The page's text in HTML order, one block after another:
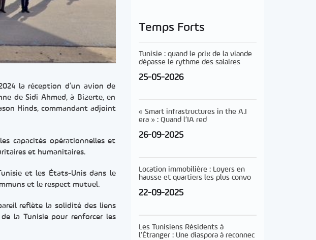
la réception d’un avion de
de Sidi Ahmed, à Bizerte, en
Hinds, commandant adjoint
capacités opérationnelles et
et humanitaires.
et les États-Unis dans le
et le respect mutuel.
reflète la solidité des liens
la Tunisie pour renforcer les
Temps Forts
Tunisie : quand le prix de la viande
dépasse le rythme des salaires
25-05-2026
« Smart infrastructures in the A.I
era » : Quand l’IA red
26-09-2025
Location immobilière : Loyers en
hausse et quartiers les plus convo
22-09-2025
Les Tunisiens Résidents à
l’Étranger : Une diaspora à reconnec